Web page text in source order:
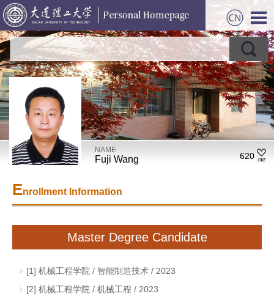
NAME
Fuji Wang 620
Enrollment Information
Master Degree Candidate
[1] 机械工程学院 / 智能制造技术 / 2023
[2] 机械工程学院 / 机械工程 / 2023